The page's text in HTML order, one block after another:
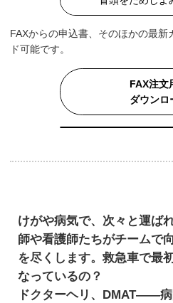
FAXからの申込書、そのほかの最
ド可能です。
FAX注文
ダウンロ
けがや病気で、次々と運ば
師や看護師たちがチームで
を尽くします。救急車で最
なっているの？
ドクターヘリ、DMAT――